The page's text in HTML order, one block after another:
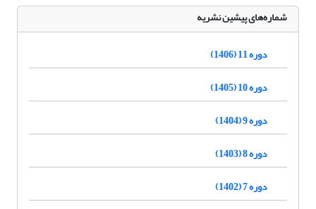
شماره‌های پیشین نشریه
دوره 11 (1406)
دوره 10 (1405)
دوره 9 (1404)
دوره 8 (1403)
دوره 7 (1402)